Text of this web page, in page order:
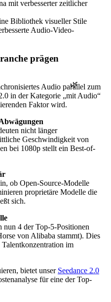
🌿
mit verbesserter zeitlicher
Bibliothek visueller Stile
Audio-Video-
prägen
Audio parallel zum
in der Kategorie „mit Audio“
Faktor wird.
nicht länger
Geschwindigkeit von
bei 1080p stellt ein Best-of-
ob Open-Source-Modelle
proprietäre Modelle die
sich.
nun 4 der Top-5-Positionen
von Alibaba stammt). Dies
im
bietet unser Seedance 2.0
für eine der Top-